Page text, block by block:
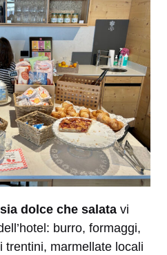
dolce che salata vi
burro, formaggi,
trentini, marmellate locali